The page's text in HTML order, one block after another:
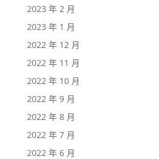
2023 年 2 月
2023 年 1 月
2022 年 12 月
2022 年 11 月
2022 年 10 月
2022 年 9 月
2022 年 8 月
2022 年 7 月
2022 年 6 月